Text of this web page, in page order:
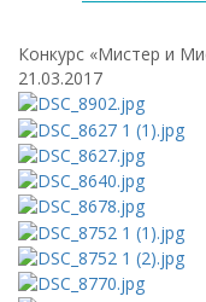
Конкурс «Мистер и
21.03.2017